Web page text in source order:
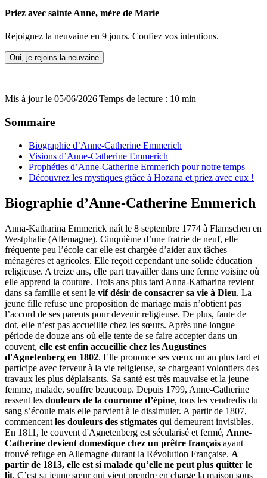
Priez avec sainte Anne, mère de Marie
Rejoignez la neuvaine en 9 jours. Confiez vos intentions.
Oui, je rejoins la neuvaine
Mis à jour le 05/06/2026|Temps de lecture : 10 min
Sommaire
Biographie d’Anne-Catherine Emmerich
Visions d’Anne-Catherine Emmerich
Prophéties d’Anne-Catherine Emmerich pour notre temps
Découvrez les mystiques grâce à Hozana et priez avec eux !
Biographie d’Anne-Catherine Emmerich
Anna-Katharina Emmerick naît le 8 septembre 1774 à Flamschen en
Westphalie (Allemagne). Cinquième d’une fratrie de neuf, elle
fréquente peu l’école car elle est chargée d’aider aux tâches
ménagères et agricoles. Elle reçoit cependant une solide éducation
religieuse. A treize ans, elle part travailler dans une ferme voisine où
elle apprend la couture. Trois ans plus tard Anna-Katharina revient
dans sa famille et sent le vif désir de consacrer sa vie à Dieu. La
jeune fille refuse une proposition de mariage mais n’obtient pas
l’accord de ses parents pour devenir religieuse. De plus, faute de
dot, elle n’est pas accueillie chez les sœurs. Après une longue
période de douze ans où elle tente de se faire accepter dans un
couvent, elle est enfin accueillie chez les Augustines
d'Agnetenberg en 1802. Elle prononce ses vœux un an plus tard et
participe avec ferveur à la vie religieuse, se chargeant volontiers des
travaux les plus déplaisants. Sa santé est très mauvaise et la jeune
femme, malade, souffre beaucoup. Depuis 1799, Anne-Catherine
ressent les douleurs de la couronne d’épine, tous les vendredis du
sang s’écoule mais elle parvient à le dissimuler. A partir de 1807,
commencent les douleurs des stigmates qui demeurent invisibles.
En 1811, le couvent d'Agnetenberg est sécularisé et fermé, Anne-
Catherine devient domestique chez un prêtre français ayant
trouvé refuge en Allemagne durant la Révolution Française. A
partir de 1813, elle est si malade qu’elle ne peut plus quitter le
lit. C’est sa jeune sœur qui vient prendre en charge la maison sous